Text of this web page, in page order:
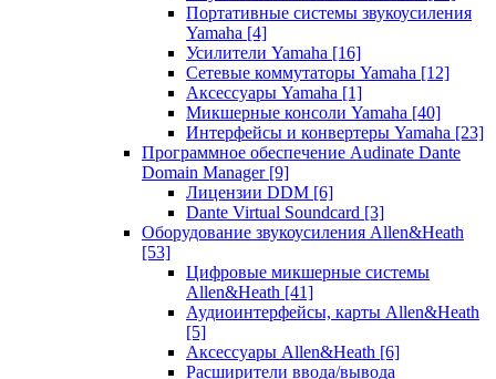
Портативные системы звукоусиления
Yamaha [4]
Усилители Yamaha [16]
Сетевые коммутаторы Yamaha [12]
Аксессуары Yamaha [1]
Микшерные консоли Yamaha [40]
Интерфейсы и конвертеры Yamaha [23]
Программное обеспечение Audinate Dante
Domain Manager [9]
Лицензии DDM [6]
Dante Virtual Soundcard [3]
Оборудование звукоусиления Allen&Heath
[53]
Цифровые микшерные системы
Allen&Heath [41]
Аудиоинтерфейсы, карты Allen&Heath
[5]
Аксессуары Allen&Heath [6]
Расширители ввода/вывода